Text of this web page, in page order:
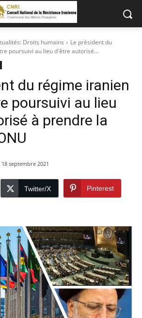
Droits humains
Le président du
poursuivi au lieu d'être autorisé...
du régime iranien
poursuivi au lieu
à prendre la
18 septembre 2021
Twitter/X Pinterest